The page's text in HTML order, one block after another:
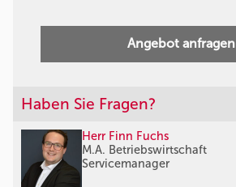
Angebot anfragen
Haben Sie Fragen?
Herr Finn Fuchs
M.A. Betriebswirtschaft
Servicemanager